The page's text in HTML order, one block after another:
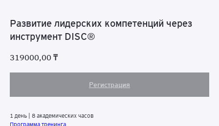
Развитие лидерских компетенций через
инструмент DISC®
319000,00 ₸
Регистрация
1 день | 8 академических часов
Программа тренинга